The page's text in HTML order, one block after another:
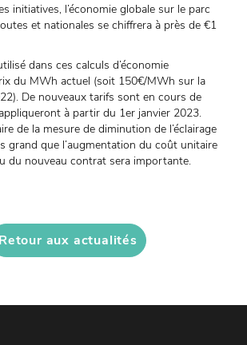
initiatives, l’économie globale sur le parc
et nationales se chiffrera à près de €1
dans ces calculs d’économie
du MWh actuel (soit 150€/MWh sur la
De nouveaux tarifs sont en cours de
à partir du 1er janvier 2023.
de la mesure de diminution de l’éclairage
grand que l’augmentation du coût unitaire
du nouveau contrat sera importante.
Retour aux actualités